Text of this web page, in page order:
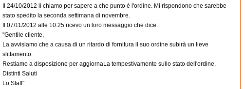
Il 24/10/2012 li chiamo per sapere a che punto è l'ordine. Mi rispondono che sarebbe
stato spedito la seconda settimana di novembre.
Il 07/11/2012 alle 10:25 ricevo un loro messaggio che dice:
"Gentile cliente,
La avvisiamo che a causa di un ritardo di fornitura il suo ordine subirà un lieve
slittamento.
Restiamo a disposizione per aggiornaLa tempestivamente sullo stato dell'ordine.
Distinti Saluti
Lo Staff"